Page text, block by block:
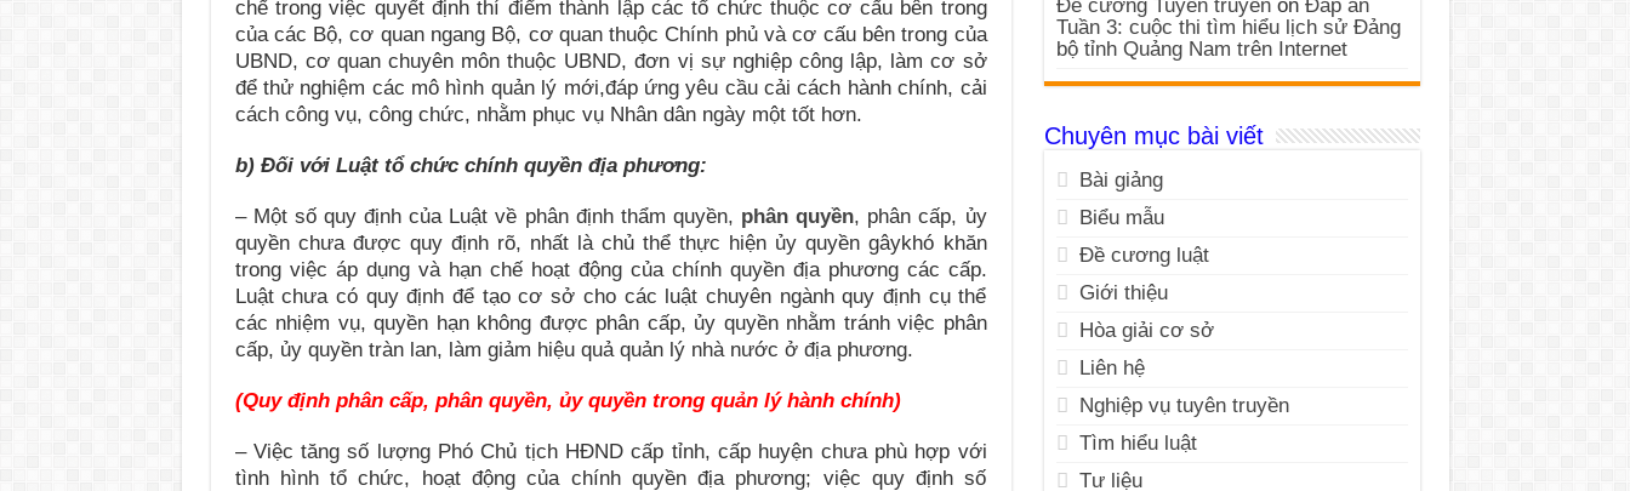
chế trong việc quyết định thí điểm thành lập các tổ chức thuộc cơ cấu bên trong
của các Bộ, cơ quan ngang Bộ, cơ quan thuộc Chính phủ và cơ cấu bên trong của
UBND, cơ quan chuyên môn thuộc UBND, đơn vị sự nghiệp công lập, làm cơ sở
để thử nghiệm các mô hình quản lý mới,đáp ứng yêu cầu cải cách hành chính, cải
cách công vụ, công chức, nhằm phục vụ Nhân dân ngày một tốt hơn.
b) Đối với Luật tổ chức chính quyền địa phương:
– Một số quy định của Luật về phân định thẩm quyền, phân quyền, phân cấp, ủy
quyền chưa được quy định rõ, nhất là chủ thể thực hiện ủy quyền gâykhó khăn
trong việc áp dụng và hạn chế hoạt động của chính quyền địa phương các cấp.
Luật chưa có quy định để tạo cơ sở cho các luật chuyên ngành quy định cụ thể
các nhiệm vụ, quyền hạn không được phân cấp, ủy quyền nhằm tránh việc phân
cấp, ủy quyền tràn lan, làm giảm hiệu quả quản lý nhà nước ở địa phương.
(Quy định phân cấp, phân quyền, ủy quyền trong quản lý hành chính)
– Việc tăng số lượng Phó Chủ tịch HĐND cấp tỉnh, cấp huyện chưa phù hợp với
tình hình tổ chức, hoạt động của chính quyền địa phương; việc quy định số
Đề cương Tuyên truyềnon Đáp án
Tuần 3: cuộc thi tìm hiểu lịch sử Đảng
bộ tỉnh Quảng Nam trên Internet
Chuyên mục bài viết
Bài giảng
Biểu mẫu
Đề cương luật
Giới thiệu
Hòa giải cơ sở
Liên hệ
Nghiệp vụ tuyên truyền
Tìm hiểu luật
Tư liệu